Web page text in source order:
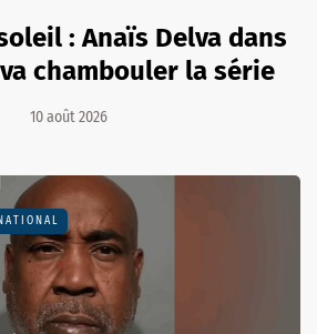
: Anaïs Delva dans
chambouler la série
10 août 2026